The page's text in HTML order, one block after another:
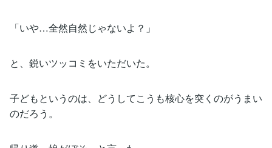
「いや…全然自然じゃないよ？」
と、鋭いツッコミをいただいた。
子どもというのは、どうしてこうも核心を突くのがうまい
のだろう。